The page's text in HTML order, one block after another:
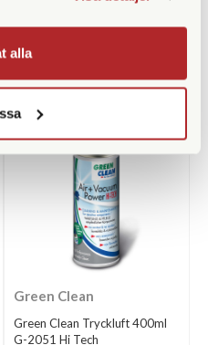
alla
490 SEK
Green Clean
Green Clean Tryckluft 400ml
G-2051 Hi Tech